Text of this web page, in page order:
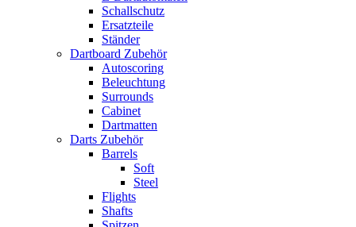
Schallschutz
Ersatzteile
Ständer
Dartboard Zubehör
Autoscoring
Beleuchtung
Surrounds
Cabinet
Dartmatten
Darts Zubehör
Barrels
Soft
Steel
Flights
Shafts